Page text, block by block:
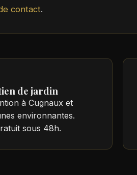
contact.
de jardin
à Cugnaux et
environnantes.
sous 48h.